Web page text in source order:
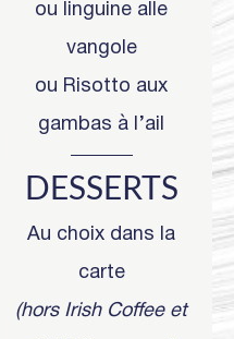
ou linguine alle
vangole
ou Risotto aux
gambas à l’ail
DESSERTS
Au choix dans la
carte
(hors Irish Coffee et